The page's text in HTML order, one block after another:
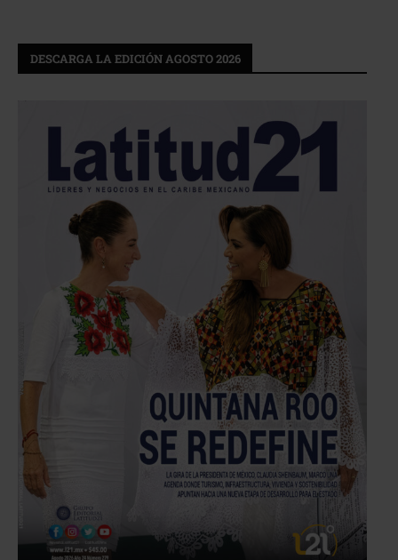
DESCARGA LA EDICIÓN AGOSTO 2026